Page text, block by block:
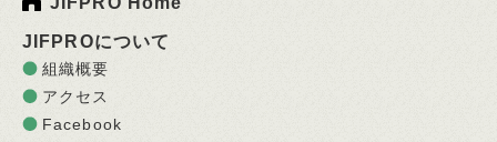
JIFPROについて
組織概要
アクセス
Facebook